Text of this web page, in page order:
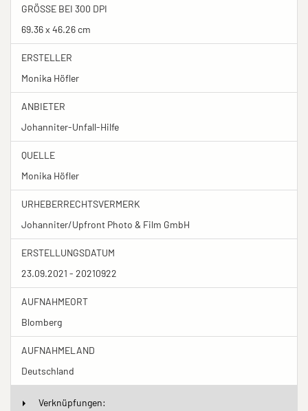
GRÖSSE BEI 300 DPI
69.36 x 46.26 cm
ERSTELLER
Monika Höfler
ANBIETER
Johanniter-Unfall-Hilfe
QUELLE
Monika Höfler
URHEBERRECHTSVERMERK
Johanniter/Upfront Photo & Film GmbH
ERSTELLUNGSDATUM
23.09.2021 - 20210922
AUFNAHMEORT
Blomberg
AUFNAHMELAND
Deutschland
Verknüpfungen: